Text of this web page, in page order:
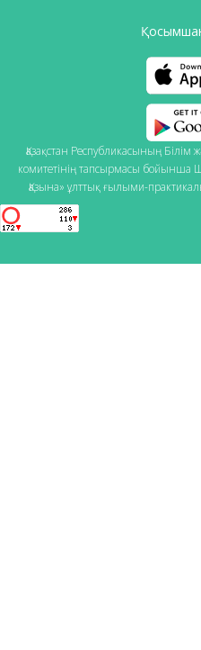
Қазақстан Республикасының Білім
комитетінің тапсырмасы бойынша
Қазына» ұлттық ғылыми-